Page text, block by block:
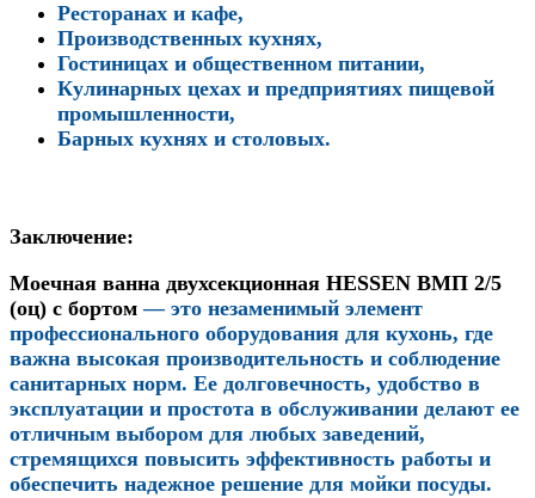
Ресторанах и кафе,
Производственных кухнях,
Гостиницах и общественном питании,
Кулинарных цехах и предприятиях пищевой
промышленности,
Барных кухнях и столовых.
Заключение:
Моечная ванна двухсекционная HESSEN ВМП 2/5
(оц) с бортом— это незаменимый элемент
профессионального оборудования для кухонь, где
важна высокая производительность и соблюдение
санитарных норм. Ее долговечность, удобство в
эксплуатации и простота в обслуживании делают ее
отличным выбором для любых заведений,
стремящихся повысить эффективность работы и
обеспечить надежное решение для мойки посуды.